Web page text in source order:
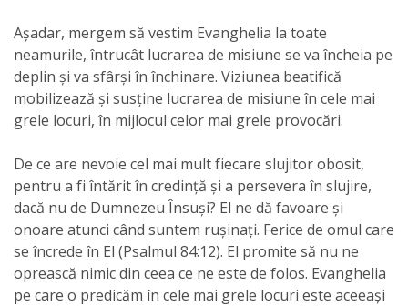
Așadar, mergem să vestim Evanghelia la toate
neamurile, întrucât lucrarea de misiune se va încheia pe
deplin și va sfârși în închinare. Viziunea beatifică
mobilizează și susține lucrarea de misiune în cele mai
grele locuri, în mijlocul celor mai grele provocări.
De ce are nevoie cel mai mult fiecare slujitor obosit,
pentru a fi întărit în credință și a persevera în slujire,
dacă nu de Dumnezeu Însuși? El ne dă favoare și
onoare atunci când suntem rușinați. Ferice de omul care
se încrede în El (Psalmul 84:12). El promite să nu ne
oprească nimic din ceea ce ne este de folos. Evanghelia
pe care o predicăm în cele mai grele locuri este aceeași